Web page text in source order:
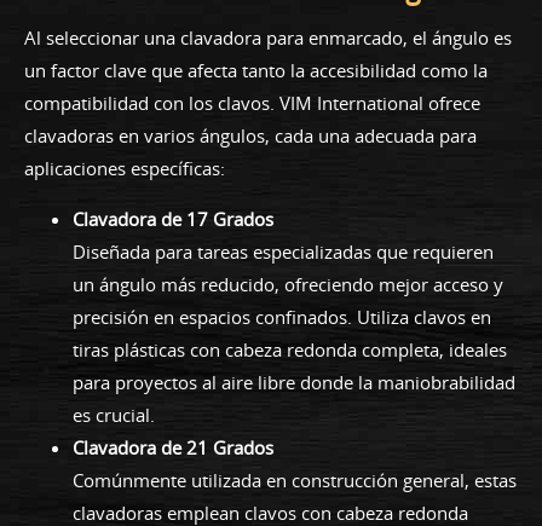
Al seleccionar una clavadora para enmarcado, el ángulo es
un factor clave que afecta tanto la accesibilidad como la
compatibilidad con los clavos. VIM International ofrece
clavadoras en varios ángulos, cada una adecuada para
aplicaciones específicas:
Clavadora de 17 Grados
Diseñada para tareas especializadas que requieren
un ángulo más reducido, ofreciendo mejor acceso y
precisión en espacios confinados. Utiliza clavos en
tiras plásticas con cabeza redonda completa, ideales
para proyectos al aire libre donde la maniobrabilidad
es crucial.
Clavadora de 21 Grados
Comúnmente utilizada en construcción general, estas
clavadoras emplean clavos con cabeza redonda